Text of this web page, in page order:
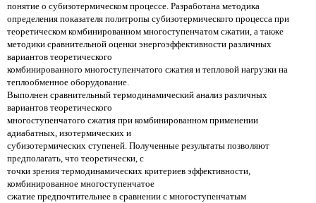
понятие о субизотермическом процессе. Разработана методика
определения показателя политропы субизотермического процесса при
теоретическом комбинированном многоступенчатом сжатии, а также
методики сравнительной оценки энергоэффективности различных
вариантов теоретического
комбинированного многоступенчатого сжатия и тепловой нагрузки на
теплообменное оборудование.
Выполнен сравнительный термодинамический анализ различных
вариантов теоретического
многоступенчатого сжатия при комбинированном применении
адиабатных, изотермических и
субизотермических ступеней. Полученные результаты позволяют
предполагать, что теоретически, с
точки зрения термодинамических критериев эффективности,
комбинированное многоступенчатое
сжатие предпочтительнее в сравнении с многоступенчатым